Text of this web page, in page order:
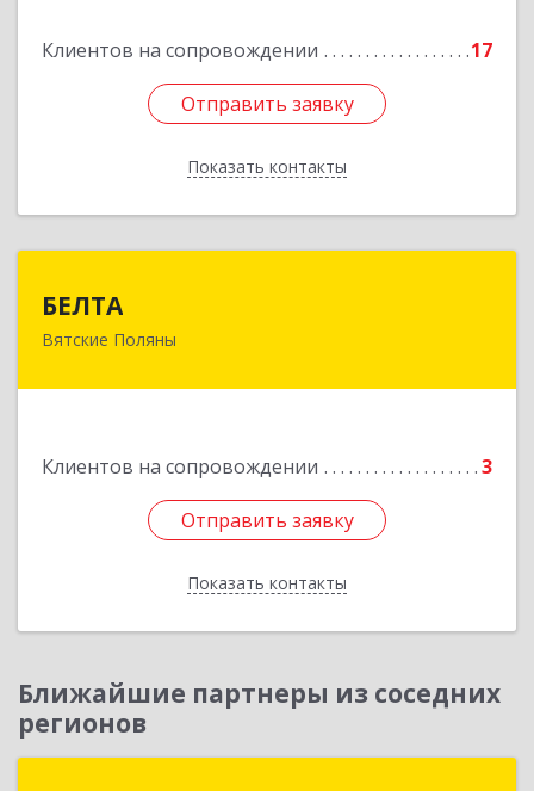
Клиентов на сопровождении 17
Отправить заявку
Показать контакты
Отправить заявку
Назад
БЕЛТА
Вятские Поляны
Клиентов на сопровождении 3
Отправить заявку
Показать контакты
612960, Кировская обл, Вятские Поляны г,
Отправить заявку
Назад
Ближайшие партнеры из соседних
регионов